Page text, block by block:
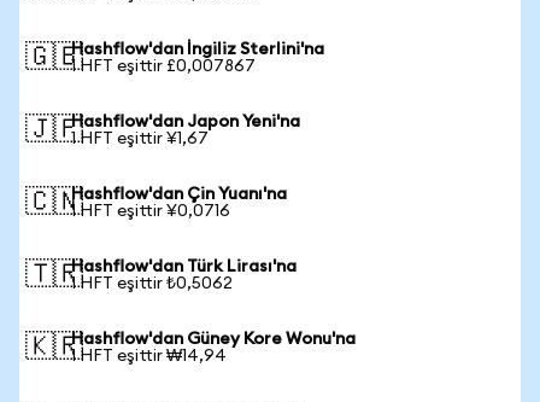
🇬🇧Hashflow'dan İngiliz Sterlini'na
1 HFT eşittir £0,007867
🇯🇵Hashflow'dan Japon Yeni'na
1 HFT eşittir ¥1,67
🇨🇳Hashflow'dan Çin Yuanı'na
1 HFT eşittir ¥0,0716
🇹🇷Hashflow'dan Türk Lirası'na
1 HFT eşittir ₺0,5062
🇰🇷Hashflow'dan Güney Kore Wonu'na
1 HFT eşittir ₩14,94